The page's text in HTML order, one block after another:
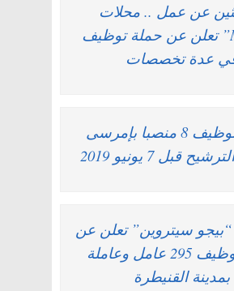
عن عمل .. محلات
“Marwa” تعلن عن حملة توظيف
عدة تخصصات
مباراة توظيف 8 منصبا بإمرسى
قبل 7 يونيو 2019
سيتروين” تعلن عن
حملة توظيف 295 عامل وعاملة
بمدينة القنيطرة